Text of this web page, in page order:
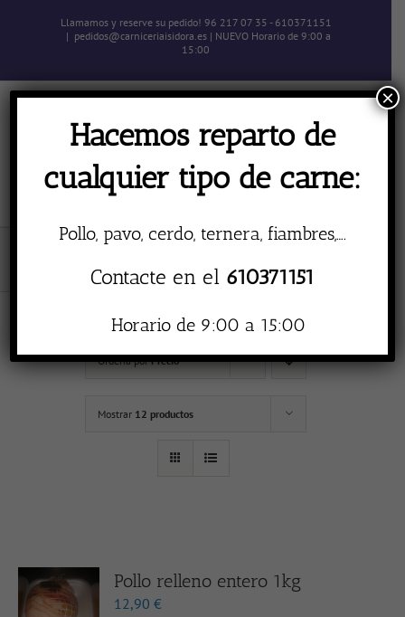
Llamamos y reserve su pedido! 96 217 07 35 - 610371151
| pedidos@carniceriaisidora.es | NUEVO Horario de 9:00 a
15:00
Ordena porPrecio
Mostrar 12 productos
Pollo relleno entero 1kg
12,90€
Hacemos reparto de
cualquier tipo de carne:
Pollo, pavo, cerdo, ternera, fiambres,….
Contacte en el 610371151
Horario de 9:00 a 15:00
×